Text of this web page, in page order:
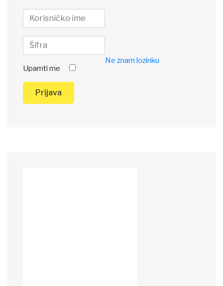
Upamti me
Prijava
Ne znam lozinku